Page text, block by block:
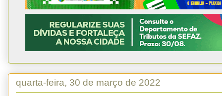
quarta-feira, 30 de março de 2022